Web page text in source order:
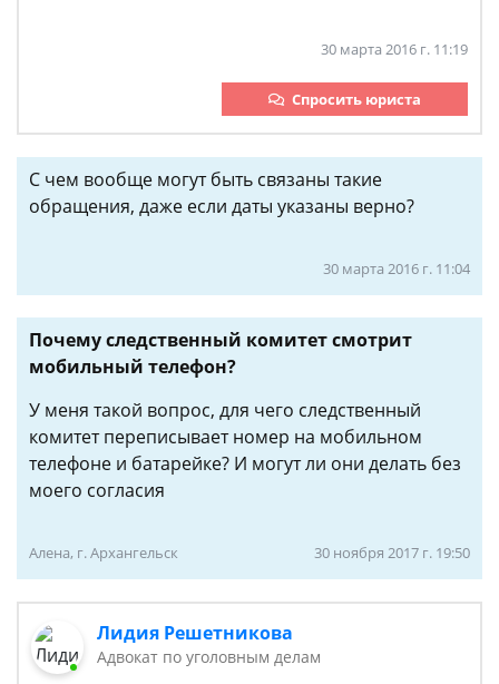
30 марта 2016 г. 11:19
Спросить юриста
С чем вообще могут быть связаны такие
обращения, даже если даты указаны верно?
30 марта 2016 г. 11:04
Почему следственный комитет смотрит
мобильный телефон?
У меня такой вопрос, для чего следственный
комитет переписывает номер на мобильном
телефоне и батарейке? И могут ли они делать без
моего согласия
Алена, г. Архангельск 30 ноября 2017 г. 19:50
Лидия Решетникова
Адвокат по уголовным делам